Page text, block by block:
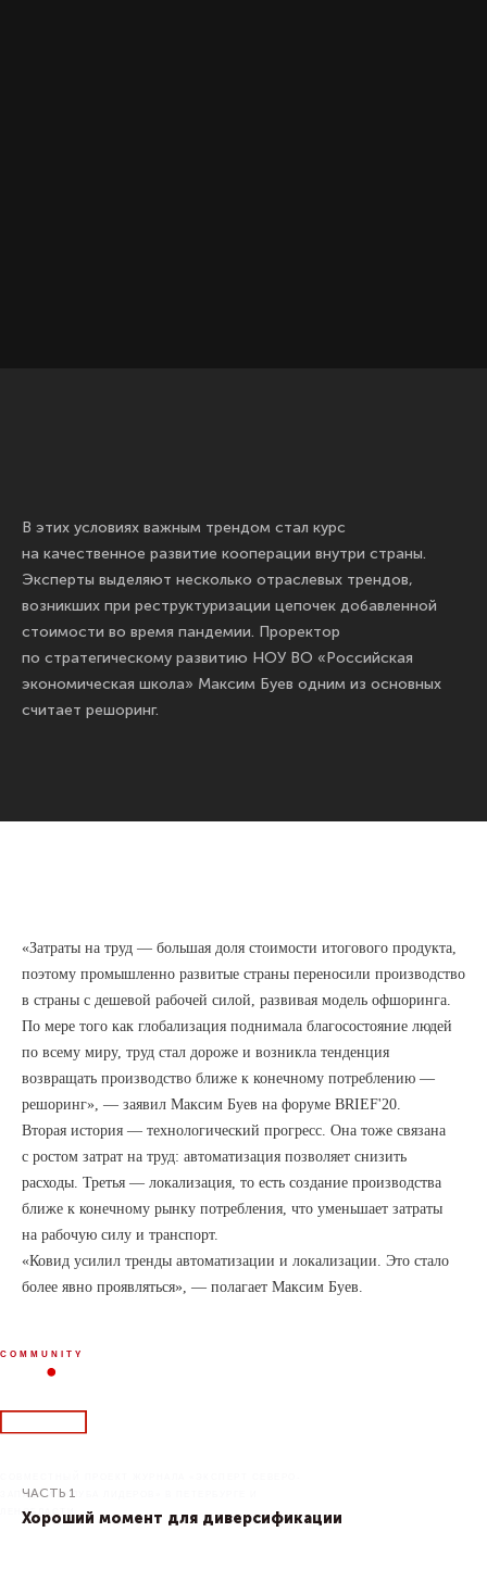
Сшивать
и двигать
ПАРТНЕРСКИЙ АЛЬМАНАХ
Вопросы кооперации, перестройки
глобальных горизонтальных цепочек
добавленной стоимости стали актуальны
в новой экономической реальности, когда
COMMUNITY
ЗАПАД» И «КЛУБА ЛИДЕРОВ» В ПЕТЕРБУРГЕ И
ЛЕНОБЛАСТИ
В этих условиях важным трендом стал курс
на качественное развитие кооперации внутри страны.
Эксперты выделяют несколько отраслевых трендов,
возникших при реструктуризации цепочек добавленной
стоимости во время пандемии. Проректор
по стратегическому развитию НОУ ВО «Российская
экономическая школа» Максим Буев одним из основных
считает решоринг.
«Затраты на труд — большая доля стоимости итогового продукта,
поэтому промышленно развитые страны переносили производство
в страны с дешевой рабочей силой, развивая модель офшоринга.
По мере того как глобализация поднимала благосостояние людей
по всему миру, труд стал дороже и возникла тенденция
возвращать производство ближе к конечному потреблению —
решоринг», — заявил Максим Буев на форуме BRIEF'20.
Вторая история — технологический прогресс. Она тоже связана
с ростом затрат на труд: автоматизация позволяет снизить
расходы. Третья — локализация, то есть создание производства
ближе к конечному рынку потребления, что уменьшает затраты
на рабочую силу и транспорт.
«Ковид усилил тренды автоматизации и локализации. Это стало
более явно проявляться», — полагает Максим Буев.
ЧАСТЬ 1
Хороший момент для диверсификации